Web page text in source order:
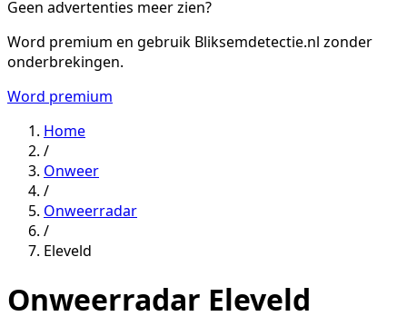
Geen advertenties meer zien?
Word premium en gebruik Bliksemdetectie.nl zonder
onderbrekingen.
Word premium
Home
/
Onweer
/
Onweerradar
/
Eleveld
Onweerradar Eleveld